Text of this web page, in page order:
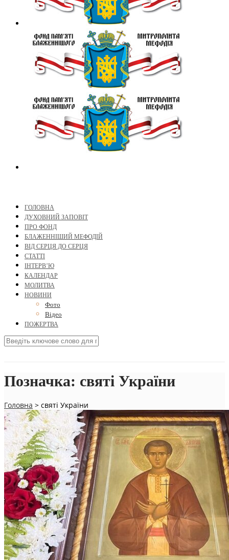
ГОЛОВНА
ДУХОВНИЙ ЗАПОВІТ
ПРО ФОНД
БЛАЖЕННІШИЙ МЕФОДІЙ
ВІД СЕРЦЯ ДО СЕРЦЯ
СТАТТІ
ІНТЕРВ’Ю
КАЛЕНДАР
МОЛИТВА
НОВИНИ
Фото
Відео
ПОЖЕРТВА
Позначка: святi України
Головна > святi України